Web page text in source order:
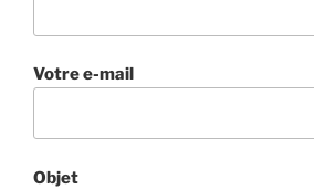
Votre e-mail
Objet